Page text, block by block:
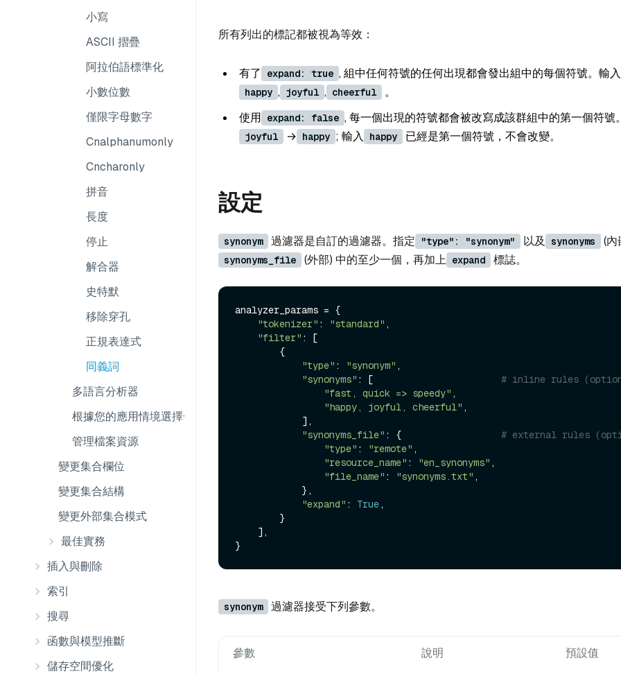
小寫
ASCII 摺疊
阿拉伯語標準化
小數位數
僅限字母數字
Cnalphanumonly
Cncharonly
拼音
長度
停止
解合器
史特默
移除穿孔
正規表達式
同義詞
多語言分析器
根據您的應用情境選擇合適的分析儀
管理檔案資源
變更集合欄位
變更集合結構
變更外部集合模式
最佳實務
插入與刪除
索引
搜尋
函數與模型推斷
儲存空間優化
所有列出的標記都被視為等效：
有了 expand: true , 組中任何符號的任何出現都會發出組中的每個符號。輸入
happy , joyful , cheerful
。
使用 expand: false , 每一個出現的符號都會被改寫成該群組中的第一個符號
joyful → happy ; 輸入 happy 已經是第一個符號，不會改變。
設定
synonym 過濾器是自訂的過濾器。指定 "type": "synonym" 以及 synonyms (內
synonyms_file (外部) 中的至少一個，再加上 expand 標誌。
analyzer_params = {
"tokenizer" : "standard" ,
"filter" : [
"type" : "synonym" ,
"synonyms" : [ # inline rules
"fast, quick => speedy" ,
"happy, joyful, cheerful" ,
"synonyms_file" : { # external rules
"type" : "remote" ,
"resource_name" : "en_synonyms" ,
"file_name" : "synonyms.txt" ,
"expand" : True,
synonym 過濾器接受下列參數。
參數 說明 預設值